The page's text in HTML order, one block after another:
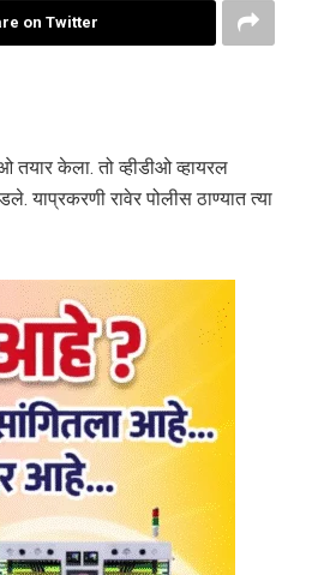
on Twitter
तयार केला. तो व्हीडीओ व्हायरल
याप्रकरणी रावेर पोलीस ठाण्यात त्या